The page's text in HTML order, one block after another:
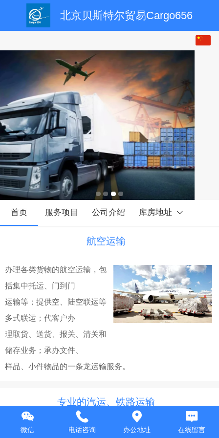
北京贝斯特尔贸易Cargo656
首页 服务项目 公司介绍 库房地址
航空运输
办理各类货物的航空运输，包
括集中托运、门到门
运输等；提供空、陆空联运等
多式联运；代客户办
理取货、送货、报关、清关和
储存业务；承办文件、
样品、小件物品的一条龙运输服务。
专业的汽运、铁路运输
本公司已有从事10年的
微信 电话咨询 办公地址 在线留言